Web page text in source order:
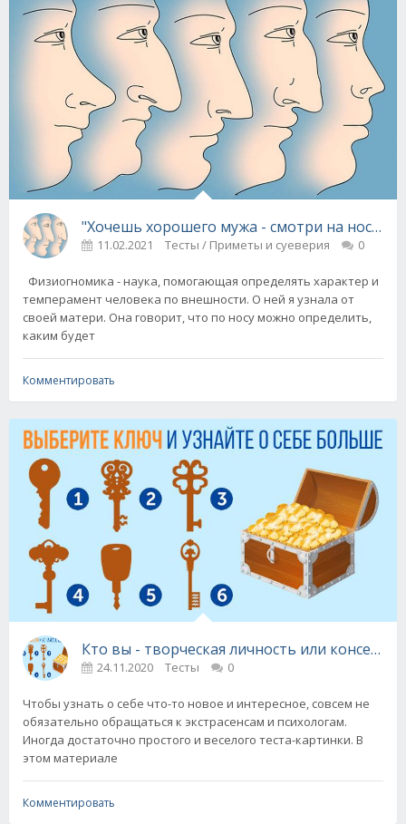
"Хочешь хорошего мужа - смотри на нос"
11.02.2021 Тесты / Приметы и суеверия 0
Физиогномика - наука, помогающая определять характер и
темперамент человека по внешности. О ней я узнала от
своей матери. Она говорит, что по носу можно определить,
каким будет
Комментировать
Кто вы - творческая личность или
24.11.2020 Тесты 0
Чтобы узнать о себе что-то новое и интересное, совсем не
обязательно обращаться к экстрасенсам и психологам.
Иногда достаточно простого и веселого теста-картинки. В
этом материале
Комментировать